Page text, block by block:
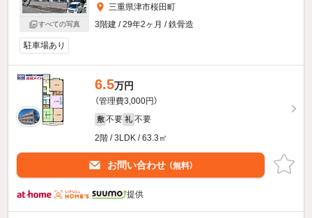
すべての写真
三重県津市桜田町
3階建 / 29年2ヶ月 / 鉄骨造
駐車場あり
6.5万円
（管理費3,000円）
敷 不要 礼 不要
2階 / 3LDK / 63.3㎡
お問い合わせ （無料）
提供